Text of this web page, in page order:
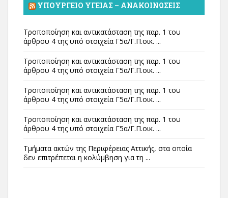
ΥΠΟΥΡΓΕΊΟ ΥΓΕΊΑΣ – ΑΝΑΚΟΙΝΏΣΕΙΣ
Τροποποίηση και αντικατάσταση της παρ. 1 του
άρθρου 4 της υπό στοιχεία Γ5α/Γ.Π.οικ. ...
Τροποποίηση και αντικατάσταση της παρ. 1 του
άρθρου 4 της υπό στοιχεία Γ5α/Γ.Π.οικ. ...
Τροποποίηση και αντικατάσταση της παρ. 1 του
άρθρου 4 της υπό στοιχεία Γ5α/Γ.Π.οικ. ...
Τροποποίηση και αντικατάσταση της παρ. 1 του
άρθρου 4 της υπό στοιχεία Γ5α/Γ.Π.οικ. ...
Τμήματα ακτών της Περιφέρειας Αττικής, στα οποία
δεν επιτρέπεται η κολύμβηση για τη ...